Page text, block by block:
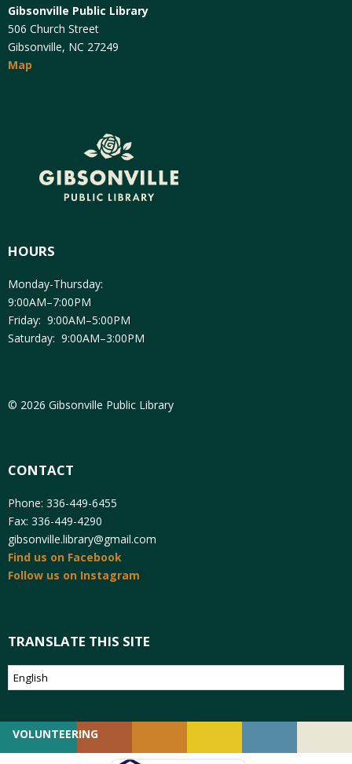
Gibsonville Public Library
506 Church Street
Gibsonville, NC 27249
Map
HOURS
Monday-Thursday:
9:00AM–7:00PM
Friday: 9:00AM–5:00PM
Saturday: 9:00AM–3:00PM
© 2026 Gibsonville Public Library
CONTACT
Phone: 336-449-6455
Fax: 336-449-4290
gibsonville.library@gmail.com
Find us on Facebook
Follow us on Instagram
TRANSLATE THIS SITE
VOLUNTEERING